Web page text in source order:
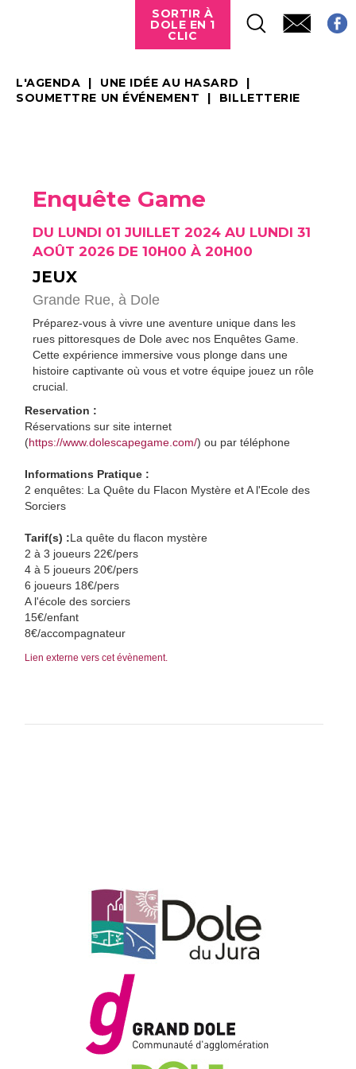
SORTIR À
DOLE EN 1
CLIC
L'AGENDA
UNE IDÉE AU HASARD
SOUMETTRE UN ÉVÉNEMENT
BILLETTERIE
Enquête Game
DU LUNDI 01 JUILLET 2024 AU LUNDI 31
AOÛT 2026 DE 10H00 À 20H00
JEUX
Grande Rue, à Dole
Préparez-vous à vivre une aventure unique dans les
rues pittoresques de Dole avec nos Enquêtes Game.
Cette expérience immersive vous plonge dans une
histoire captivante où vous et votre équipe jouez un rôle
crucial.
Reservation :
Réservations sur site internet
(https://www.dolescapegame.com/) ou par téléphone
Informations Pratique :
2 enquêtes: La Quête du Flacon Mystère et A l'Ecole des
Sorciers
Tarif(s) :La quête du flacon mystère
2 à 3 joueurs 22€/pers
4 à 5 joueurs 20€/pers
6 joueurs 18€/pers
A l'école des sorciers
15€/enfant
8€/accompagnateur
Lien externe vers cet évènement.